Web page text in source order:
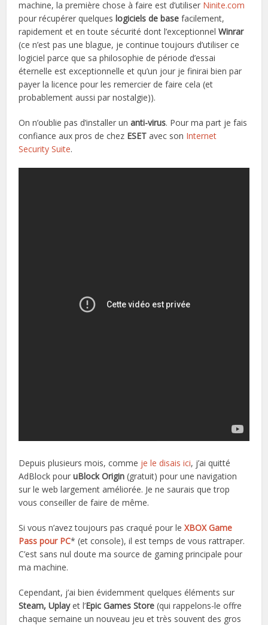
machine, la première chose à faire est d’utiliser Ninite.com
pour récupérer quelqueslogiciels de base facilement,
rapidement et en toute sécurité dont l’exceptionnelWinrar
(ce n’est pas une blague, je continue toujours d’utiliser ce
logiciel parce que sa philosophie de période d’essai
éternelle est exceptionnelle et qu’un jour je finirai bien par
payer la licence pour les remercier de faire cela (et
probablement aussi par nostalgie)).
On n’oublie pas d’installer unanti-virus. Pour ma part je fais
confiance aux pros de chez ESETavec son Internet
Security Suite.
Depuis plusieurs mois, comme je le disais ici, j’ai quitté
AdBlock pouruBlock Origin (gratuit) pour une navigation
sur le web largement améliorée. Je ne saurais que trop
vous conseiller de faire de même.
Si vous n’avez toujours pas craqué pour leXBOX Game
Pass pour PC* (et console), il est temps de vous rattraper.
C’est sans nul doute ma source de gaming principale pour
ma machine.
Cependant, j’ai bien évidemment quelques éléments sur
Steam, Uplayet l’Epic Games Store(qui rappelons-le offre
chaque semaine un nouveau jeu et très souvent des gros